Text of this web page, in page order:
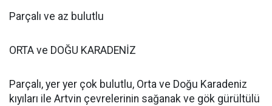
Parçalı ve az bulutlu
ORTA ve DOĞU KARADENİZ
Parçalı, yer yer çok bulutlu, Orta ve Doğu Karadeniz
kıyıları ile Artvin çevrelerinin sağanak ve gök gürültülü